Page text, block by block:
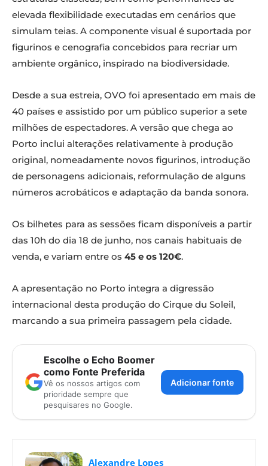
elevada flexibilidade executadas em cenários que
simulam teias. A componente visual é suportada por
figurinos e cenografia concebidos para recriar um
ambiente orgânico, inspirado na biodiversidade.
Desde a sua estreia, OVO foi apresentado em mais de
40 países e assistido por um público superior a sete
milhões de espectadores. A versão que chega ao
Porto inclui alterações relativamente à produção
original, nomeadamente novos figurinos, introdução
de personagens adicionais, reformulação de alguns
números acrobáticos e adaptação da banda sonora.
Os bilhetes para as sessões ficam disponíveis a partir
das 10h do dia 18 de junho, nos canais habituais de
venda, e variam entre os 45 e os 120€.
A apresentação no Porto integra a digressão
internacional desta produção do Cirque du Soleil,
marcando a sua primeira passagem pela cidade.
Escolhe o Echo Boomer
como Fonte Preferida
Vê os nossos artigos com
prioridade sempre que
pesquisares no Google.
Adicionar fonte
Alexandre Lopes